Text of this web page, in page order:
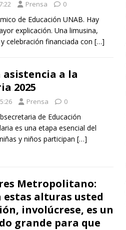
Prensa 0
de Educación UNAB. Hay
explicación. Una limusina,
celebración financiada con […]
a la
2025
Prensa 0
de Educación
es una etapa esencial del
y niños participan […]
Metropolitano:
estas alturas usted
involúcrese, es un
grande para que